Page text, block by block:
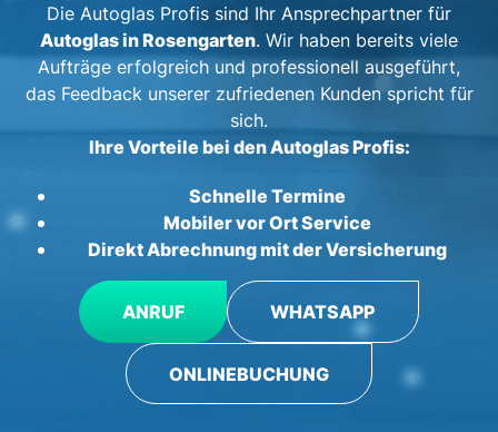
Die Autoglas Profis sind Ihr Ansprechpartner für
Autoglas in Rosengarten. Wir haben bereits viele
Aufträge erfolgreich und professionell ausgeführt,
das Feedback unserer zufriedenen Kunden spricht für
sich.
Ihre Vorteile bei den Autoglas Profis:
Schnelle Termine
Mobiler vor Ort Service
Direkt Abrechnung mit der Versicherung
ANRUF WHATSAPP
ONLINEBUCHUNG